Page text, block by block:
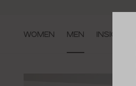
Zur Hauptnavigation springen
WOMEN MEN INSIGHTS